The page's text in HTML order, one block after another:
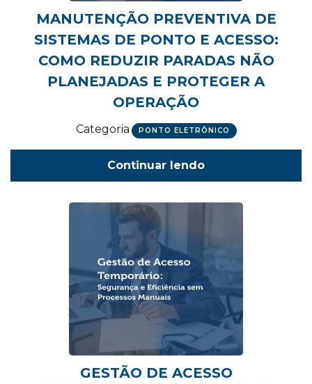
MANUTENÇÃO PREVENTIVA DE
SISTEMAS DE PONTO E ACESSO:
COMO REDUZIR PARADAS NÃO
PLANEJADAS E PROTEGER A
OPERAÇÃO
Categoria PONTO ELETRÔNICO
Continuar lendo
GESTÃO DE ACESSO